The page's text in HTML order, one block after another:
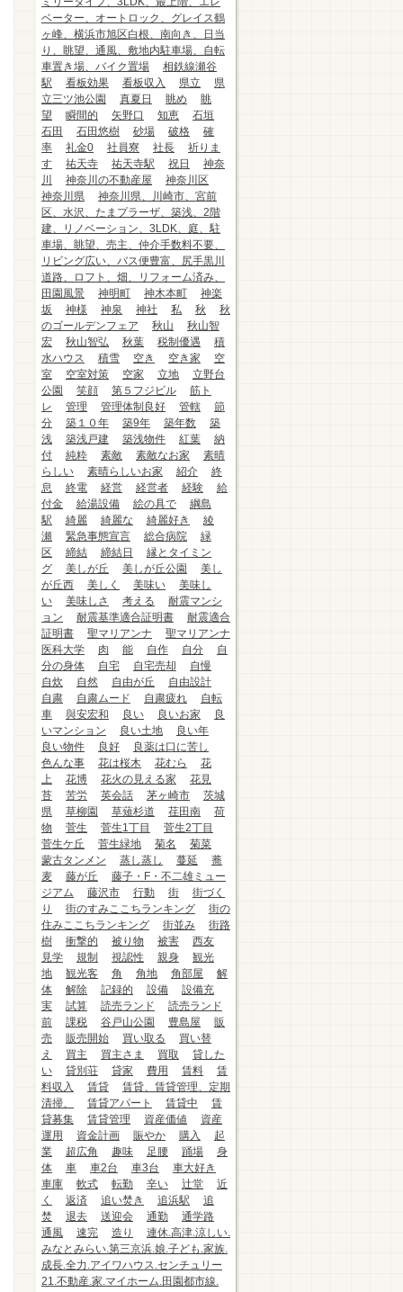
ベーター、オートロック、グレイス鶴
ヶ峰、横浜市旭区白根、南向き、日当
り、眺望、通風、敷地内駐車場、自転
車置き場、バイク置場
相鉄線瀬谷
駅
看板効果 看板収入 県立
県
立三ツ池公園
真夏日 眺め
眺
望
瞬間的 矢野口 知恵
石垣
石田
石田悠樹 砂場 破格
確
率
礼金0 社員寮 社長
祈りま
す
祐天寺 祐天寺駅 祝日
神奈
川
神奈川の不動産屋
神奈川区
神奈川県
神奈川県、川崎市、宮前
区、水沢、たまプラーザ、築浅、2階
建、リノベーション、3LDK、庭、駐
車場、眺望、売主、仲介手数料不要、
リビング広い、バス便豊富、尻手黒川
道路、ロフト、畑、リフォーム済み、
田園風景
神明町 神木本町
神楽
坂
神様 神泉 神社 私 秋
秋
のゴールデンフェア
秋山
秋山智
宏
秋山智弘 秋葉 税制優遇
積
水ハウス
積雪 空き 空き家
空
室
空室対策 空家 立地
立野台
公園
笑顔 第５フジビル
筋ト
レ
管理 管理体制良好 管轄
節
分
築１０年 築9年 築年数
築
浅
築浅戸建 築浅物件 紅葉
納
付
純粋 素敵 素敵なお家
素晴
らしい
素晴らしいお家 紹介
終
息
終電 経営 経営者 経験
給
付金
給湯設備 絵の具で
綱島
駅
綺麗 綺麗な 綺麗好き
綾
瀬
緊急事態宣言 総合病院
緑
区
締結 締結日
縁とタイミン
グ
美しが丘 美しが丘公園
美し
が丘西
美しく 美味い
美味し
い
美味しさ 考える
耐震マンシ
ョン
耐震基準適合証明書
耐震適合
証明書
聖マリアンナ
聖マリアンナ
医科大学
肉 能 自作 自分
自
分の身体
自宅 自宅売却
自慢
自炊
自然 自由が丘
自由設計
自粛
自粛ムード 自粛疲れ
自転
車
與安宏和 良い 良いお家
良
いマンション
良い土地
良い年
良い物件
良好
良薬は口に苦し
色んな事
花は桜木 花むら
花
上
花博 花火の見える家
花見
苔
苦労 英会話 茅ヶ崎市
茨城
県
草柳園 草薙杉道 荏田南
荷
物
菅生 菅生1丁目
菅生2丁目
菅生ケ丘
菅生緑地 菊名
菊菜
蒙古タンメン
蒸し蒸し 蔓延
蕎
麦
藤が丘
藤子・F・不二雄ミュー
ジアム
藤沢市 行動 街
街づく
り
街のすみここちランキング
街の
住みここちランキング
街並み
街路
樹
衝撃的 被り物 被害
西友
見学
規制 視認性 親身
観光
地
観光客 角 角地 角部屋
解
体
解除 記録的 設備
設備充
実
試算 読売ランド
読売ランド
前
課税 谷戸山公園 豊島屋
販
売
販売開始 買い取る
買い替
え
買主 買主さま 買取
貸した
い
貸別荘 貸家 費用 賃料
賃
料収入
賃貸
賃貸、賃貸管理、定期
清掃、
賃貸アパート 賃貸中
賃
貸募集
賃貸管理 資産価値
資産
運用
資金計画 賑やか 購入
起
業
超広角 趣味 足腰 踊場
身
体
車 車2台 車3台
車大好き
車庫
軟式 転勤 辛い 辻堂
近
く
返済 追い焚き 追浜駅
追
焚
退去 送迎会 通勤
通学路
通風
速完 造り
連休.高津.涼しい.
みなとみらい.第三京浜.娘.子ども.家族.
成長.全力.アイワハウス.センチュリー
21.不動産.家.マイホーム.田園都市線.